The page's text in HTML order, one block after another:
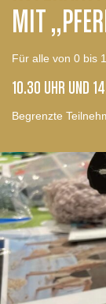
MIT
Für alle von 0 bis
10.30 UHR UND
Begrenzte